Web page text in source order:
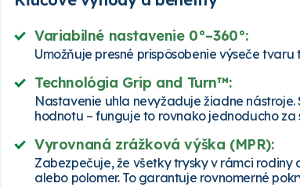
Variabilné nastavenie 0°–360°:
Umožňuje presné prispôsobenie výseče
Technológia Grip and Turn™:
Nastavenie uhla nevyžaduje žiadne
hodnotu – funguje to rovnako jednoducho
Vyrovnaná zrážková výška (MPR):
Zabezpečuje, že všetky trysky v rámci
alebo polomer. To garantuje rovnomerné